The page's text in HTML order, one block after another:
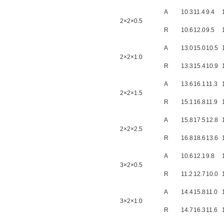
2×2×0.5
A 10.3 11.49.4
R 10.6 12.09.5
2×2×1.0
A 13.015.010.5
R 13.3 15.410.9
2×2×1.5
A 13.6 16.1 11.3
R 15.1 16.811.9
2×2×2.5
A 15.817.5 12.8
R 16.818.6 13.6
3×2×0.5
A 10.6 12.19.8
R 11.2 12.7 10.0
3×2×1.0
A 14.415.811.0
R 14.7 16.3 11.6